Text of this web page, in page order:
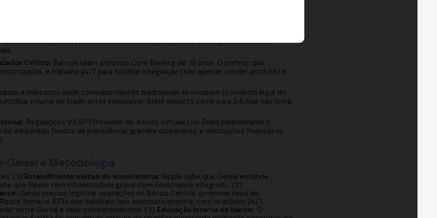
corporativos adotam stablecoins porque são mais rápidas, baratas e
Crítico: Bancos usam sistemas Core Banking de 30 anos. O partner que
e trabalha 24/7 para facilitar integração (não apenas vender produto) é
a mercados onde correspondentes tradicionais se recusam (comércio legal do
volume de trade antes impossível: Brasil exporta carne para Irã mas não tinha
Regulações VASP (Provedor de Ativos Virtuais) no Brasil padronizarão o
adquiridas; fundos de previdência, grandes corporates, e instituições financeiras
(1) Entendimento mútuo do ecossistema: Ripple sabe que Genial entende
que Ripple tem infraestrutura global com compliance integrado. (2)
Genial precisa registrar operações no Banco Central, gerenciar risco de
fornece APIs que habilitam isso automaticamente, com relatórios 24/7,
entre Genial e seus correspondentes. (3) Educação interna do banco: O